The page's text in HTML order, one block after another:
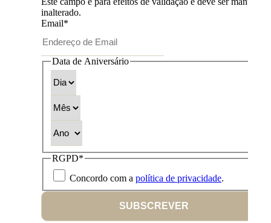
inalterado.
Email*
Data de Aniversário
RGPD*
Concordo com a política de privacidade.
SUBSCREVER